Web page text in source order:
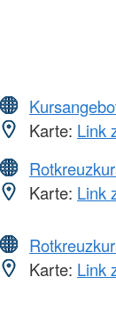
Karte: Link
Karte: Link
Karte: Link